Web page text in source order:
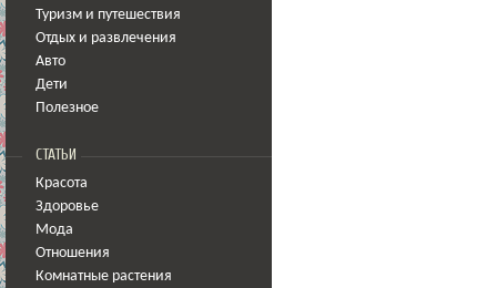
Туризм и путешествия
Отдых и развлечения
Авто
Дети
Полезное
СТАТЬИ
Красота
Здоровье
Мода
Отношения
Комнатные растения